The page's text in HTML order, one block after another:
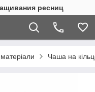
ресниц
Чаша на